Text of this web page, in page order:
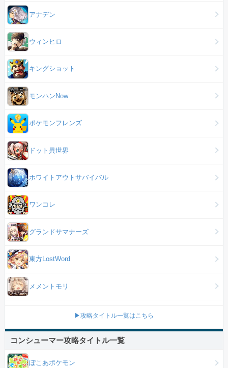
アナデン
ウィンヒロ
キングショット
モンハンNow
ポケモンフレンズ
ドット異世界
ホワイトアウトサバイバル
ワンコレ
グランドサマナーズ
東方LostWord
メメントモリ
▶攻略タイトル一覧はこちら
コンシューマー攻略タイトル一覧
ぽこあポケモン